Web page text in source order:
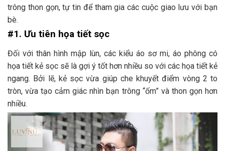
trông thon gọn, tự tin để tham gia các cuộc giao lưu với bạn
bè.
#1. Ưu tiên họa tiết sọc
Đối với thân hình mập lùn, các kiểu áo sơ mi, áo phông có
họa tiết kẻ sọc sẽ là gợi ý tốt hơn nhiều so với các họa tiết kẻ
ngang. Bởi lẽ, kẻ sọc vừa giúp che khuyết điểm vòng 2 to
tròn, vừa tạo cảm giác nhìn bạn trông “ốm” và thon gọn hơn
nhiều.